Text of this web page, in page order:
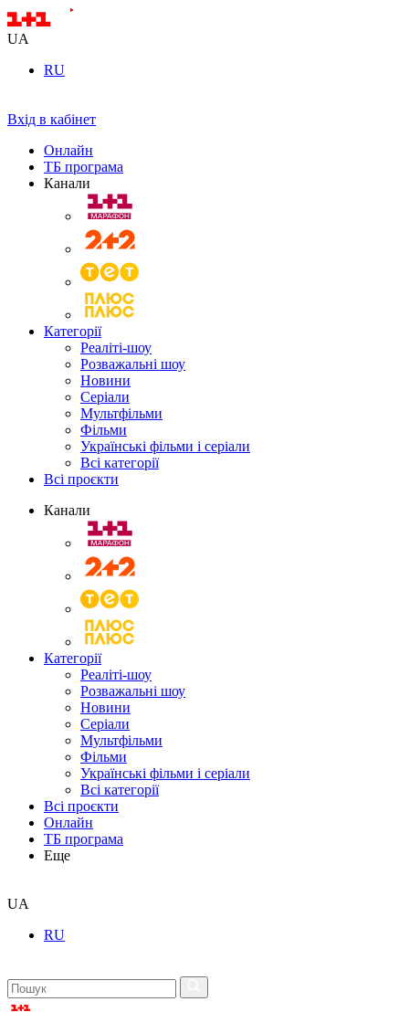
UA
RU
Вхід в кабінет
Онлайн
ТБ програма
Канали
Категорії
Реаліті-шоу
Розважальні шоу
Новини
Серіали
Мультфільми
Фільми
Українські фільми і серіали
Всі категорії
Всі проєкти
Канали
Категорії
Реаліті-шоу
Розважальні шоу
Новини
Серіали
Мультфільми
Фільми
Українські фільми і серіали
Всі категорії
Всі проєкти
Онлайн
ТБ програма
Еще
UA
RU